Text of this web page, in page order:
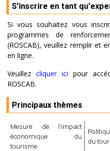
S'inscrire en tant
Si vous souhaitez vous
programmes de
(ROSCAB), veuillez remplir et
en ligne.
Veuillez cliquer ici pour
ROSCAB.
Principaux thèmes
Mesure de l'impact
économique du
tourisme
du